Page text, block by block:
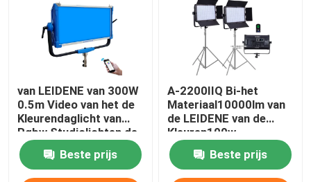
Dubbele Wapens LEIDEN Vullingslicht
van LEIDENE van 300W
0.5m Video van het de
Kleurendaglicht van
Rgbw Studiolichten de
Fotografielichten voor
FilmakerBeste prijs
A-2200IIQ Bi-het
Materiaal10000lm van
de LEIDENE van de
Kleuren100w
Photoshoot Verlichting
het Licht
Fotografiestudio
Beste prijs